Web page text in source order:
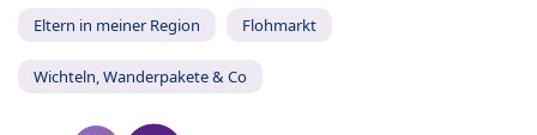
Eltern in meiner Region Flohmarkt
Wichteln, Wanderpakete & Co